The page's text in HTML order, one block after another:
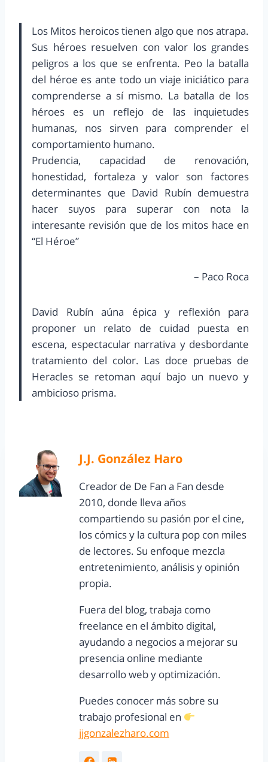
Los Mitos heroicos tienen algo que nos atrapa.
Sus héroes resuelven con valor los grandes
peligros a los que se enfrenta. Peo la batalla
del héroe es ante todo un viaje iniciático para
comprenderse a sí mismo. La batalla de los
héroes es un reflejo de las inquietudes
humanas, nos sirven para comprender el
comportamiento humano.
Prudencia, capacidad de renovación,
honestidad, fortaleza y valor son factores
determinantes que David Rubín demuestra
hacer suyos para superar con nota la
interesante revisión que de los mitos hace en
“El Héroe”
– Paco Roca
David Rubín aúna épica y reflexión para
proponer un relato de cuidad puesta en
escena, espectacular narrativa y desbordante
tratamiento del color. Las doce pruebas de
Heracles se retoman aquí bajo un nuevo y
ambicioso prisma.
J.J. González Haro
Creador de De Fan a Fan desde
2010, donde lleva años
compartiendo su pasión por el cine,
los cómics y la cultura pop con miles
de lectores. Su enfoque mezcla
entretenimiento, análisis y opinión
propia.
Fuera del blog, trabaja como
freelance en el ámbito digital,
ayudando a negocios a mejorar su
presencia online mediante
desarrollo web y optimización.
Puedes conocer más sobre su
trabajo profesional en
jjgonzalezharo.com